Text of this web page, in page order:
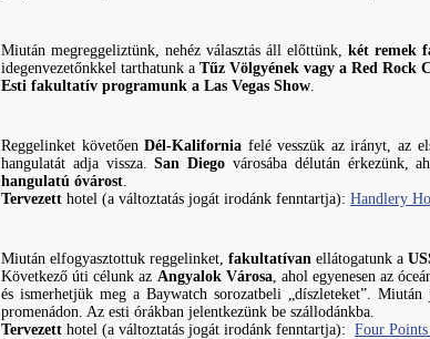
Miután megreggeliztünk, nehéz választás áll előttünk, két remek
idegenvezetőnkkel tarthatunk a Tűz Völgyének vagy a Red Rock
Esti fakultatív programunk a Las Vegas Show.
Reggelinket követőenDél-Kalifornia felé vesszük az irányt, az
hangulatát adja vissza.San Diego városába délután érkezünk,
hangulatú óvárost.
Tervezett hotel (a változtatás jogát irodánk fenntartja): Handlery
Miután elfogyasztottuk reggelinket, fakultatívan ellátogatunk a
Következő úti célunk az Angyalok Városa, ahol egyenesen az
és ismerhetjük meg a Baywatch sorozatbeli „díszleteket”.
promenádon. Az esti órákban jelentkezünk be szállodánkba.
Tervezett hotel (a változtatás jogát irodánk fenntartja): Four